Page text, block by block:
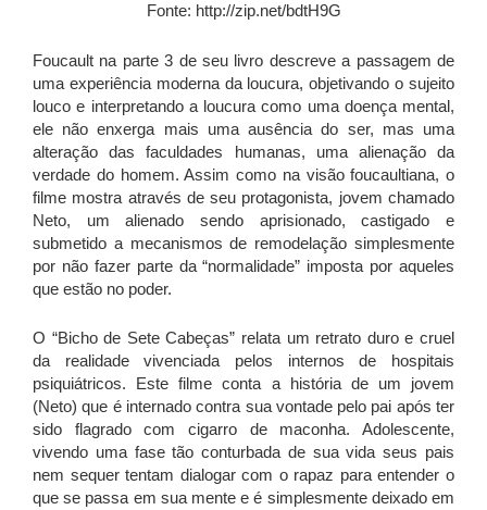
Fonte: http://zip.net/bdtH9G
Foucault na parte 3 de seu livro descreve a passagem de
uma experiência moderna da loucura, objetivando o sujeito
louco e interpretando a loucura como uma doença mental,
ele não enxerga mais uma ausência do ser, mas uma
alteração das faculdades humanas, uma alienação da
verdade do homem. Assim como na visão foucaultiana, o
filme mostra através de seu protagonista, jovem chamado
Neto, um alienado sendo aprisionado, castigado e
submetido a mecanismos de remodelação simplesmente
por não fazer parte da “normalidade” imposta por aqueles
que estão no poder.
O “Bicho de Sete Cabeças” relata um retrato duro e cruel
da realidade vivenciada pelos internos de hospitais
psiquiátricos. Este filme conta a história de um jovem
(Neto) que é internado contra sua vontade pelo pai após ter
sido flagrado com cigarro de maconha. Adolescente,
vivendo uma fase tão conturbada de sua vida seus pais
nem sequer tentam dialogar com o rapaz para entender o
que se passa em sua mente e é simplesmente deixado em